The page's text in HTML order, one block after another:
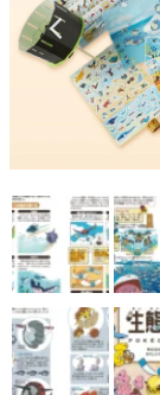
アプリレビュー
その他
電ファミニコゲ
運営：株式会社